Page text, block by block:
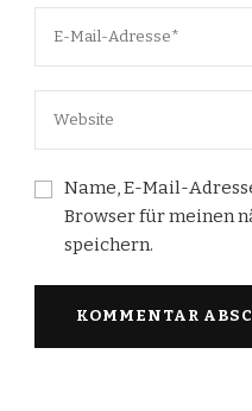
Name, E-Mail-
Browser für meinen
speichern.